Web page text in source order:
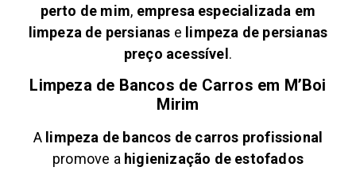
perto de mim, empresa especializada em
limpeza de persianas e limpeza de persianas
preço acessível.
Limpeza de Bancos de Carros em M’Boi
Mirim
A limpeza de bancos de carros profissional
promove a higienização de estofados